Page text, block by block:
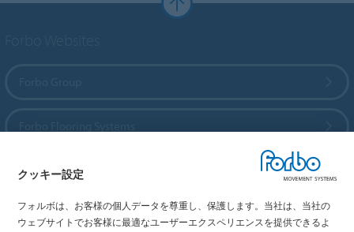
Forbo Movement Systems
クッキー設定
フォルボは、お客様の個人データを尊重し、保護します。当社は、当社の
ウェブサイトでお客様に最適なユーザーエクスペリエンスを提供できるよ